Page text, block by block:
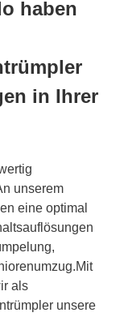
haben
in Ihrer
unserem
eine optimal
als
unsere